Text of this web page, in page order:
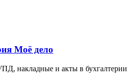
Моё дело
накладные и акты в бухгалтерии